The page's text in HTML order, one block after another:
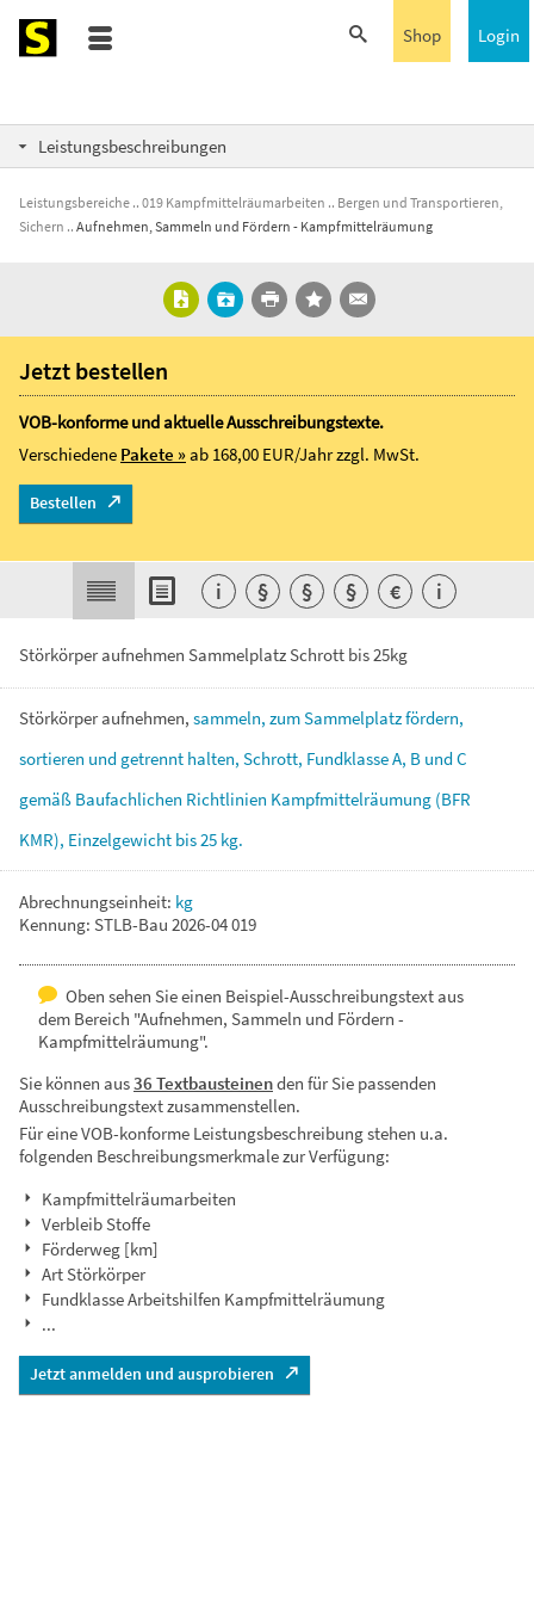
Login
Shop
Leistungsbeschreibungen
Leistungsbereiche 019 Kampfmittelräumarbeiten
Bergen und Transportieren,
Sichern
Aufnehmen, Sammeln und Fördern - Kampfmittelräumung
Störkörper aufnehmen Sammelplatz Schrott bis 25kg
Störkörperaufnehmen, sammeln, zumSammelplatzfördern,
sortieren und getrennt halten, Schrott, FundklasseA, B undC
gemäß Baufachlichen Richtlinien Kampfmittelräumung (BFR
KMR), Einzelgewicht bis25 kg.
Abrechnungseinheit: kg
Kennung: STLB-Bau 2026-04 019
Oben sehen Sie einen Beispiel-Ausschreibungstext aus
dem Bereich "Aufnehmen, Sammeln und Fördern -
Kampfmittelräumung".
Sie können aus36 Textbausteinenden für Sie passenden
Ausschreibungstext zusammenstellen.
Für eine VOB-konforme Leistungsbeschreibung stehen u.a.
folgenden Beschreibungsmerkmale zur Verfügung:
Kampfmittelräumarbeiten
Verbleib Stoffe
Förderweg [km]
Art Störkörper
Fundklasse Arbeitshilfen Kampfmittelräumung
...
Jetzt anmelden und ausprobieren
Jetzt bestellen
VOB-konforme und aktuelle Ausschreibungstexte.
Verschiedene Pakete »ab 168,00 EUR/Jahrzzgl. MwSt.
Bestellen
i § § § € i